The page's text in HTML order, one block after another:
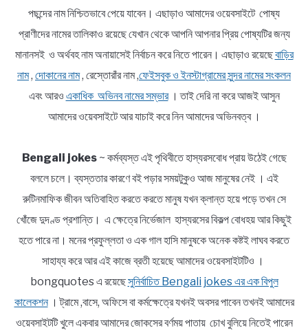
পছন্দের নাম নিশ্চিতভাবে পেয়ে যাবেন। এছাড়াও আমাদের ওয়েবসাইটে পোষ্য
প্রাণীদের নামের তালিকাও রয়েছে যেখান থেকে আপনি আপনার প্রিয় পোষ্যটির জন্য
মানানসই ও অর্থবহ নাম অনায়াসেই নির্বাচন করে নিতে পারেন। এছাড়াও রয়েছেবাড়ির
নাম, দোকানের নাম, রেস্তোরাঁর নাম ,ফেইসবুক ও ইনস্টাগ্রামের সুন্দর নামের সংকলন
এবং আরও একাধিক অভিনব নামের সম্ভার। তাই দেরি না করে আজই আসুন
আমাদের ওয়েবসাইটে আর যাচাই করে নিন আমাদের অভিনবত্ব ।
Bengali jokes~ কর্মব্যস্ত এই পৃথিবীতে হাস্যরসবোধ প্রায় উঠেই গেছে
বললে চলে। ব্যস্ততার কারণে বই পড়ার সময়টুকুও আজ মানুষের নেই । এই
রুটিনমাফিক জীবন অতিবাহিত করতে করতে মানুষ যখন ক্লান্ত হয়ে পড়ে তখন সে
খোঁজে দুদণ্ড প্রশান্তি। এ ক্ষেত্রে নির্ভেজাল হাস্যরসের বিকল্প বোধহয় আর কিছুই
হতে পারে না। মনের প্রফুল্লতা ও এক গাল হাসি মানুষকে অনেক কষ্টই লাঘব করতে
সাহায্য করে আর এই কাজে ব্রতী হয়েছে আমাদের ওয়েবসাইটটিও ।
bongquotes এ রয়েছেসুনির্বাচিত Bengali jokes এর এক বিপুল
কালেকশন। ট্রামে ,বাসে, অফিসে বা কর্মক্ষেত্রে যখনই অবসর পাবেন তখনই আমাদের
ওয়েবসাইটটি খুলে একবার আমাদের জোকসের বর্ণময় পাতায় চোখ বুলিয়ে নিতেই পারেন